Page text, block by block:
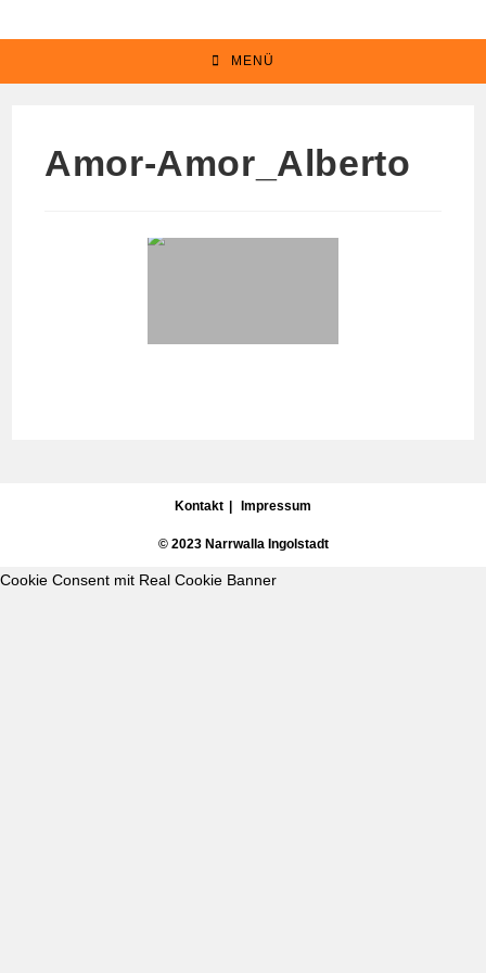
Inhalt
MENÜ
Amor-Amor_Alberto
Kontakt Impressum
© 2023 Narrwalla Ingolstadt
Cookie Consent mit Real Cookie Banner